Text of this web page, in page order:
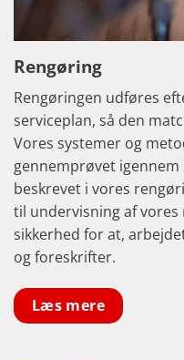
Rengøring
Rengøringen udføres
serviceplan, så den
Vores systemer og
gennemprøvet
beskrevet i vores
til undervisning af
sikkerhed for at,
og foreskrifter.
Læs mere